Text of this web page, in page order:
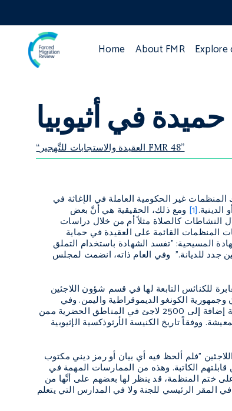
Home About FMR
في أثيوبيا
“العقيدة والاستجابات للتَّهجير FMR 48”
غير الحكومية العاملة في الإغاثة في
[1] ومع ذلك، الحقيقية هي أنَّ بعض
كالصلاة مثلاً أم من خلال دراسات
المنظمات القائمة على العقيدة في حماية
له عام 1961 التبشير على أنه إفساد للشهادة المسيحية: "تفسد الشهادة باستخدام التملق
جدد للديانة." وفي العام ذاته، انضمت لمجلس
للكنائس التابعة لها في قسم شؤون اللاجئين
الكونغو الديموقراطية واليمن. وفي
فبراير/شباط 2014، كان هناك ما يقارب ألفي لاجئ في المخيمات ممن يتلقون التعليم الثانوي من اللجنة إضافة إلى 2500 لاجئ في المناطق الحضرية ممن
ووفقاً تاريخ الكنيسة الأرثوذكسية الإثيوبية
"فلم ألحظ فيه أي بيان أو رمز ديني مكتوب
الكاتبة. وهذه من الممارسات المهمة في
ختم المنظمة، قد ينظر لها بعضهم على أنَّها من
المقر الرئيسي للجنة ولا في المدارس التي يتعلم